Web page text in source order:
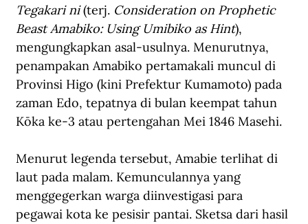
Tegakari ni (terj. Consideration on Prophetic
Beast Amabiko: Using Umibiko as Hint),
mengungkapkan asal-usulnya. Menurutnya,
penampakan Amabiko pertamakali muncul di
Provinsi Higo (kini Prefektur Kumamoto) pada
zaman Edo, tepatnya di bulan keempat tahun
Kōka ke-3 atau pertengahan Mei 1846 Masehi.
Menurut legenda tersebut, Amabie terlihat di
laut pada malam. Kemunculannya yang
menggegerkan warga diinvestigasi para
pegawai kota ke pesisir pantai. Sketsa dari hasil